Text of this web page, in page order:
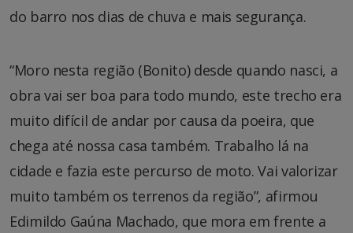
do barro nos dias de chuva e mais segurança.
“Moro nesta região (Bonito) desde quando nasci, a
obra vai ser boa para todo mundo, este trecho era
muito difícil de andar por causa da poeira, que
chega até nossa casa também. Trabalho lá na
cidade e fazia este percurso de moto. Vai valorizar
muito também os terrenos da região”, afirmou
Edimildo Gaúna Machado, que mora em frente a